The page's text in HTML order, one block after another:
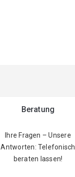
Beratung
Ihre Fragen – Unsere
Antworten: Telefonisch
beraten lassen!